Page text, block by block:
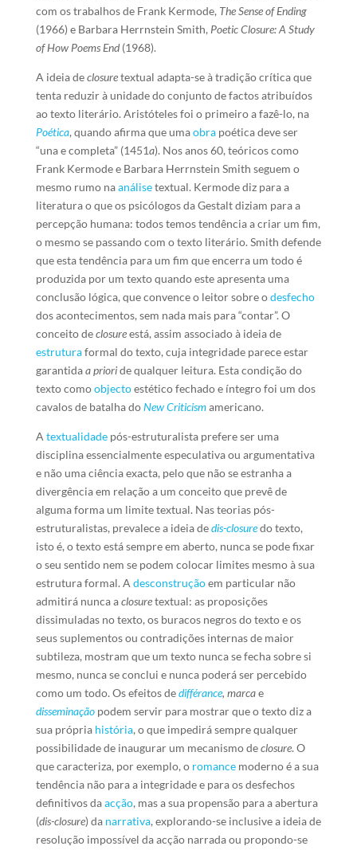
com os trabalhos de Frank Kermode, The Sense of Ending
(1966) e Barbara Herrnstein Smith, Poetic Closure: A Study
of How Poems End(1968).
A ideia declosuretextual adapta-se à tradição crítica que
tenta reduzir à unidade do conjunto de factos atribuídos
ao texto literário. Aristóteles foi o primeiro a fazê-lo, na
Poética, quando afirma que umaobrapoética deve ser
“una e completa” (1451a). Nos anos 60, teóricos como
Frank Kermode e Barbara Herrnstein Smith seguem o
mesmo rumo naanálisetextual. Kermode diz para a
literatura o que os psicólogos da Gestalt diziam para a
percepção humana: todos temos tendência a criar um fim,
o mesmo se passando com o texto literário. Smith defende
que esta tendência para um fim que encerra um todo é
produzida por um texto quando este apresenta uma
conclusão lógica, que convence o leitor sobre odesfecho
dos acontecimentos, sem nada mais para “contar”. O
conceito declosureestá, assim associado à ideia de
estruturaformal do texto, cuja integridade parece estar
garantidaa prioride qualquer leitura. Esta condição do
texto comoobjectoestético fechado e íntegro foi um dos
cavalos de batalha doNew Criticismamericano.
A textualidadepós-estruturalista prefere ser uma
disciplina essencialmente especulativa ou argumentativa
e não uma ciência exacta, pelo que não se estranha a
divergência em relação a um conceito que prevê de
alguma forma um limite textual. Nas teorias pós-
estruturalistas, prevalece a ideia dedis-closuredo texto,
isto é, o texto está sempre em aberto, nunca se pode fixar
o seu sentido nem se podem colocar limites mesmo à sua
estrutura formal. A desconstruçãoem particular não
admitirá nunca aclosuretextual: as proposições
dissimuladas no texto, os buracos negros do texto e os
seus suplementos ou contradições internas de maior
subtileza, mostram que um texto nunca se fecha sobre si
mesmo, nunca se conclui e nunca poderá ser percebido
como um todo. Os efeitos dedifférance, marcae
disseminaçãopodem servir para mostrar que o texto diz a
sua própria história, o que impedirá sempre qualquer
possibilidade de inaugurar um mecanismo declosure. O
que caracteriza, por exemplo, o romancemoderno é a sua
tendência não para a integridade e para os desfechos
definitivos daacção, mas a sua propensão para a abertura
(dis-closure) da narrativa, explorando-se inclusive a ideia de
resolução impossível da acção narrada ou propondo-se